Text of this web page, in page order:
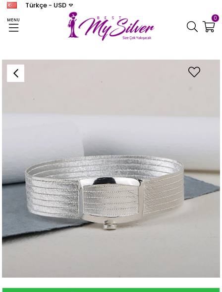
MENU
Türkçe - USD
0
TRABZON HASIR Kadın Gümüş Trabzon Hasır 7 Sıra Bileklik 0823